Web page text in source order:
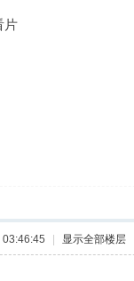
片
显示全部楼层